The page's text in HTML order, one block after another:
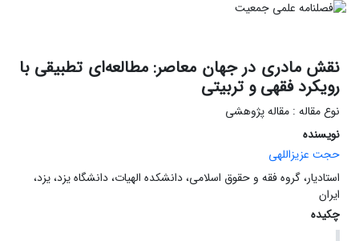
نقش مادری در جهان معاصر: مطالعه‌ای تطبیقی با
رویکرد فقهی و تربیتی
نوع مقاله : مقاله پژوهشی
نویسنده
حجت عزیزاللهی
استادیار، گروه فقه و حقوق اسلامی، دانشکده الهیات، دانشگاه یزد، یزد،
ایران
چکیده